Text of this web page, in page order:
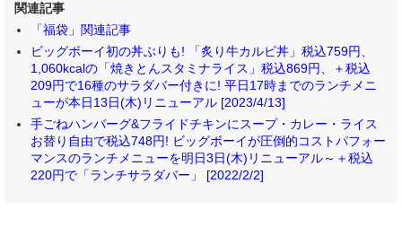
関連記事
「福袋」関連記事
ビッグボーイ初の丼ぶりも! 「炙り牛カルビ丼」税込759円、
1,060kcalの「焼きとんスタミナライス」税込869円、＋税込
209円で16種のサラダバー付きに! 平日17時までのランチメニ
ューが本日13日(木)リニューアル [2023/4/13]
手ごねハンバーグ&フライドチキンにスープ・カレー・ライス
お替り自由で税込748円! ビッグボーイが圧倒的コストパフォー
マンスのランチメニューを明日3日(木)リニューアル～＋税込
220円で「ランチサラダバー」 [2022/2/2]